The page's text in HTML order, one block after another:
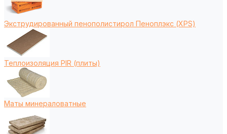
Экструдированный пенополистирол Пеноплэкс (XPS)
Теплоизоляция PIR (плиты)
Маты минераловатные